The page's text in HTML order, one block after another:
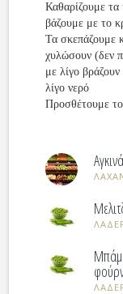
Καθαρίζουμε
βάζουμε με το
Τα σκεπάζουμε
χυλώσουν (δεν
με λίγο
λίγο νερό
Προσθέτουμε